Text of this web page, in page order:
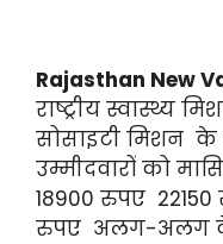
Rajasthan New
राष्ट्रीय स्वास्थ्य
सोसाइटी मिशन के
उम्मीदवारों को
18900 रुपए
रुपए अलग-अलग